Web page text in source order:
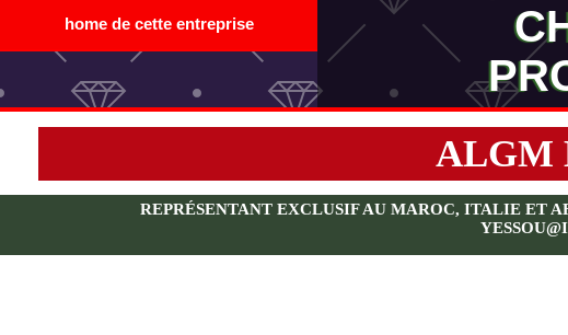
home de cette entreprise
ALGM
REPRÉSENTANT EXCLUSIF AU MAROC, ITALIE ET